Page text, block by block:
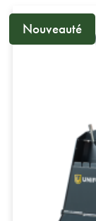
Nouveauté